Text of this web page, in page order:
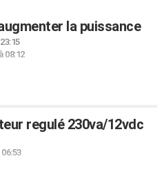
la puissance
08:12
regulé 230va/12vdc